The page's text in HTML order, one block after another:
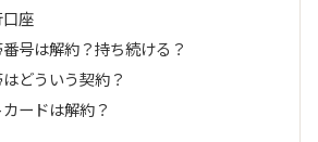
座
号は解約？持ち続ける？
どういう契約？
ードは解約？